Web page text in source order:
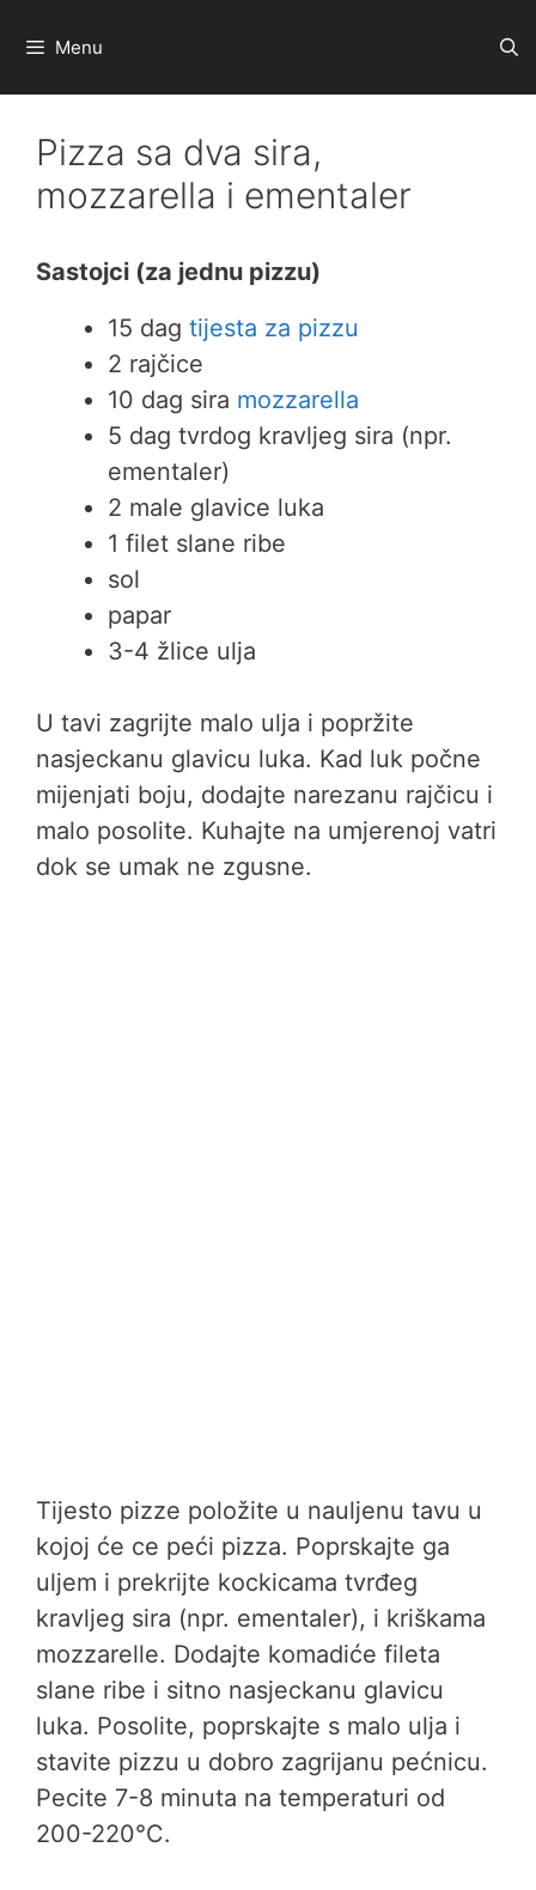
Menu
Pizza sa dva sira,
mozzarella i ementaler
Sastojci (za jednu pizzu)
15 dag tijesta za pizzu
2 rajčice
10 dag sira mozzarella
5 dag tvrdog kravljeg sira (npr.
ementaler)
2 male glavice luka
1 filet slane ribe
sol
papar
3-4 žlice ulja
U tavi zagrijte malo ulja i popržite
nasjeckanu glavicu luka. Kad luk počne
mijenjati boju, dodajte narezanu rajčicu i
malo posolite. Kuhajte na umjerenoj vatri
dok se umak ne zgusne.
Tijesto pizze položite u nauljenu tavu u
kojoj će ce peći pizza. Poprskajte ga
uljem i prekrijte kockicama tvrđeg
kravljeg sira (npr. ementaler), i kriškama
mozzarelle. Dodajte komadiće fileta
slane ribe i sitno nasjeckanu glavicu
luka. Posolite, poprskajte s malo ulja i
stavite pizzu u dobro zagrijanu pećnicu.
Pecite 7-8 minuta na temperaturi od
200-220°C.